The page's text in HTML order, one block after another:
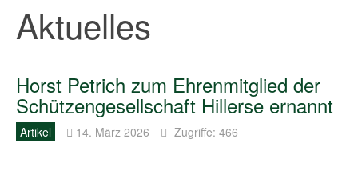
Aktuelles
Horst Petrich zum Ehrenmitglied der
Schützengesellschaft Hillerse ernannt
Artikel 14. März 2026 Zugriffe: 466